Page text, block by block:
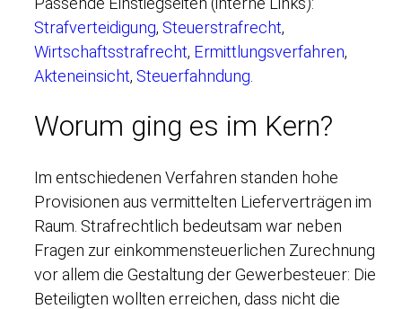
Strafverteidigung, Steuerstrafrecht,
Wirtschaftsstrafrecht, Ermittlungsverfahren,
Akteneinsicht, Steuerfahndung
Worum ging es im Kern?
Im entschiedenen Verfahren standen hohe
Provisionen aus vermittelten Lieferverträgen im
Raum. Strafrechtlich bedeutsam war neben
Fragen zur einkommensteuerlichen Zurechnung
vor allem die Gestaltung der Gewerbesteuer: Die
Beteiligten wollten erreichen, dass nicht die